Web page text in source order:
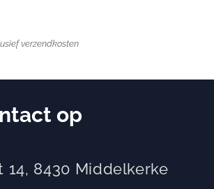
verzendkosten
op
14, 8430 Middelkerke